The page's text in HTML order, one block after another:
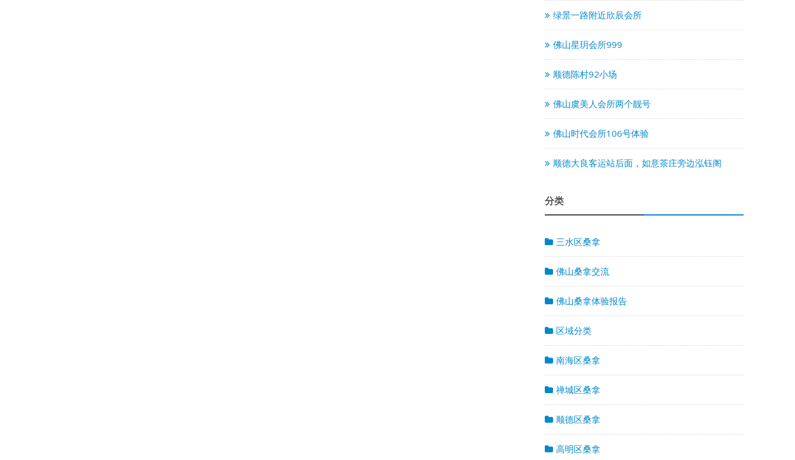
绿景一路附近欣辰会所
佛山星玥会所999
顺德陈村92小场
佛山虞美人会所两个靓号
佛山时代会所106号体验
顺德大良客运站后面，如意茶庄旁边泓钰阁
分类
三水区桑拿
佛山桑拿交流
佛山桑拿体验报告
区域分类
南海区桑拿
禅城区桑拿
顺德区桑拿
高明区桑拿